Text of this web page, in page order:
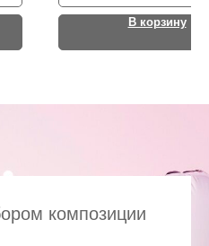
В корзину
композиции